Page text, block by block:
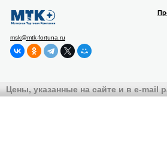
msk@mtk-fortuna.ru
Цены, указанные на сайте и в e-mail